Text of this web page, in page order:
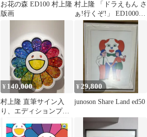
お花の森 ED100 村上隆
版画
村上隆 「ドラえもん さ
ぁ!行くぞ!」 ED1000
納品書付 ポスター作品
¥ 140,000
村上隆 直筆サイン入
り、エディションプリ
ル！
¥ 29,800
junoson Share Land ed50